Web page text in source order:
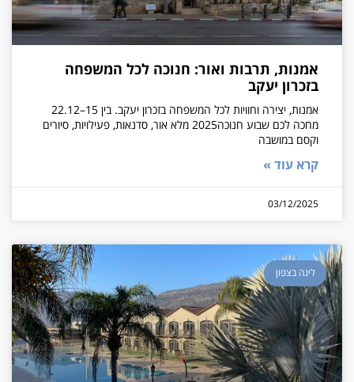
אמנות, תרבות ואור: חנוכה לכל המשפחה
בזכרון יעקב
אמנות, יצירה וחוויות לכל המשפחה בזכרון יעקב. בין 15–22.12
מחכה לכם שבוע חנוכה2025 מלא אור, סדנאות, פעילויות, סיורים
וקסם במושבה
קרא עוד »
03/12/2025
לינה בצפון